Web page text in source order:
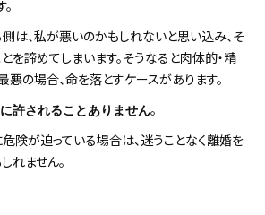
は、私が悪いのかもしれないと思い込み、そ
を諦めてしまいます。そうなると肉体的・精
悪の場合、命を落とすケースがあります。
許されることありません。
険が迫っている場合は、迷うことなく離婚を
れません。